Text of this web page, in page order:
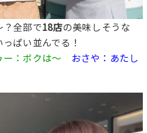
？全部で18店の美味しそうな
ぱい並んでる！
ー：ボクは〜 おさや：あたし